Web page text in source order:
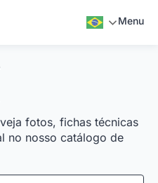
Menu
fotos, fichas técnicas
no nosso catálogo de